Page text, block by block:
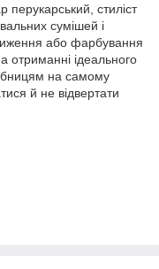
стиліст
сумішей і
або фарбування
отриманні ідеального
на самому
й не відвертати